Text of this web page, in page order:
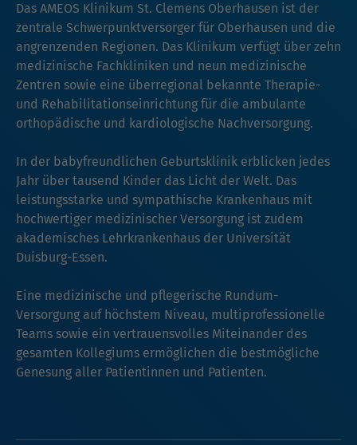
Das AMEOS Klinikum St. Clemens Oberhausen ist der
zentrale Schwerpunktversorger für Oberhausen und die
angrenzenden Regionen. Das Klinikum verfügt über zehn
medizinische Fachkliniken und neun medizinische
Zentren sowie eine überregional bekannte Therapie-
und Rehabilitationseinrichtung für die ambulante
orthopädische und kardiologische Nachversorgung.
In der babyfreundlichen Geburtsklinik erblicken jedes
Jahr über tausend Kinder das Licht der Welt. Das
leistungsstarke und sympathische Krankenhaus mit
hochwertiger medizinischer Versorgung ist zudem
akademisches Lehrkrankenhaus der Universität
Duisburg-Essen.
Eine medizinische und pflegerische Rundum-
Versorgung auf höchstem Niveau, multiprofessionelle
Teams sowie ein vertrauensvolles Miteinander des
gesamten Kollegiums ermöglichen die bestmögliche
Genesung aller Patientinnen und Patienten.